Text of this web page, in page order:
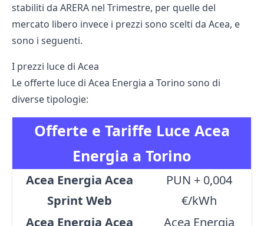
stabiliti da ARERA nel Trimestre, per quelle del
mercato libero invece i prezzi sono scelti da Acea, e
sono i seguenti.
I prezzi luce di Acea
Le offerte luce di Acea Energia a Torino sono di
diverse tipologie:
Offerte e Tariffe Luce Acea
Energia a Torino
Acea Energia Acea
Sprint Web
PUN + 0,004
€/kWh
Acea Energia Acea
Acea Energia